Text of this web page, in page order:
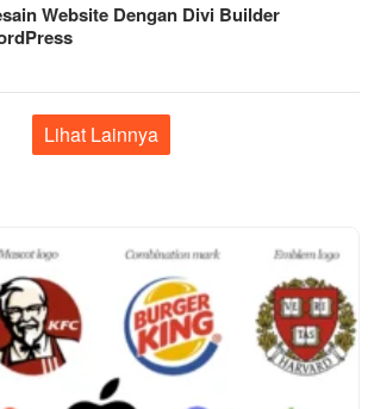
Website Dengan Divi Builder
Lihat Lainnya